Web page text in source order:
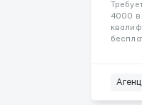
4000 в